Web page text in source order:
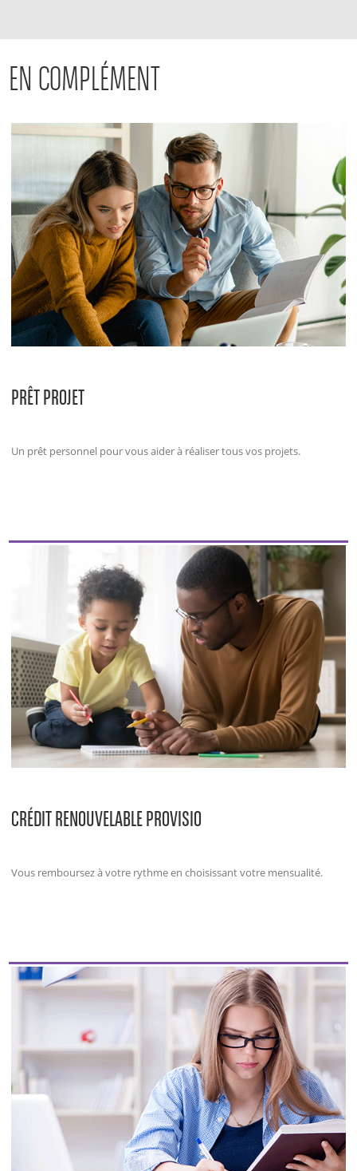
EN COMPLÉMENT
PRÊT PROJET
Un prêt personnel pour vous aider à réaliser tous vos projets.
CRÉDIT RENOUVELABLE PROVISIO
Vous remboursez à votre rythme en choisissant votre mensualité.